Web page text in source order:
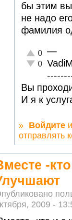
бы этим
не надо
фамилия
Отлично!
0
Неадекватно!
0
—
Вы
И я к
» Войдите
отправлять
-
2009 -